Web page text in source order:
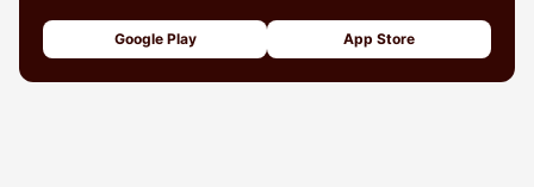
Google Play App Store